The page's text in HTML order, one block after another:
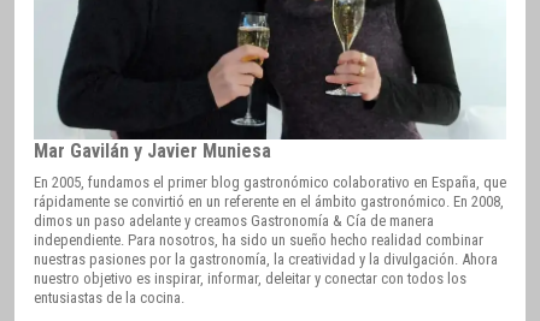
Mar Gavilán y Javier Muniesa
En 2005, fundamos el primer blog gastronómico colaborativo en España, que
rápidamente se convirtió en un referente en el ámbito gastronómico. En 2008,
dimos un paso adelante y creamos Gastronomía & Cía de manera
independiente. Para nosotros, ha sido un sueño hecho realidad combinar
nuestras pasiones por la gastronomía, la creatividad y la divulgación. Ahora
nuestro objetivo es inspirar, informar, deleitar y conectar con todos los
entusiastas de la cocina.